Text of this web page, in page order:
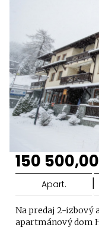
150
Apart. |
Na predaj 2-izbový
apartmánový dom